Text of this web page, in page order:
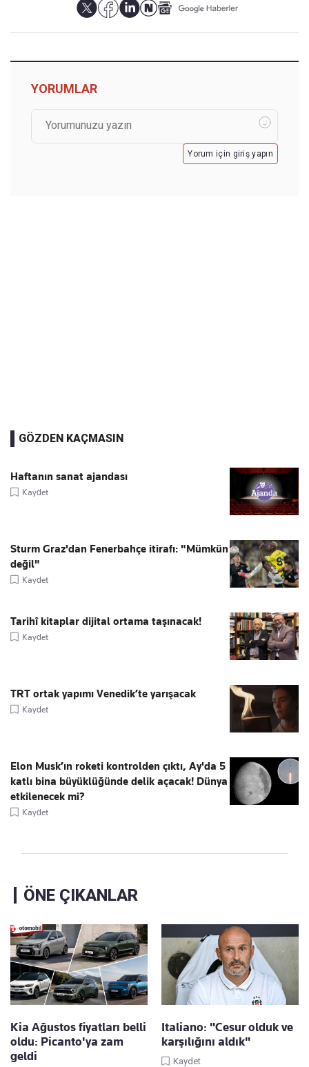
YORUMLAR
Yorum için giriş yapın
GÖZDEN KAÇMASIN
Haftanın sanat ajandası
Kaydet
Sturm Graz'dan Fenerbahçe itirafı: "Mümkün
değil"
Kaydet
Tarihî kitaplar dijital ortama taşınacak!
Kaydet
TRT ortak yapımı Venedik’te yarışacak
Kaydet
Elon Musk’ın roketi kontrolden çıktı, Ay'da 5
katlı bina büyüklüğünde delik açacak! Dünya
etkilenecek mi?
Kaydet
ÖNE ÇIKANLAR
Kia Ağustos fiyatları belli
oldu: Picanto'ya zam
geldi
Italiano: "Cesur olduk ve
karşılığını aldık"
Kaydet